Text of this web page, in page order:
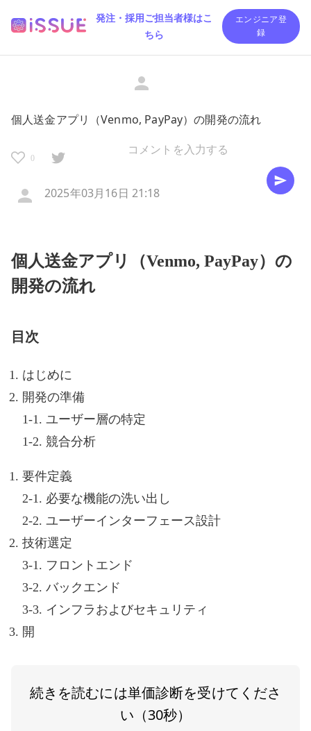
発注・採用ご担当者様はこ
ちら
エンジニア登
録
個人送金アプリ（Venmo, PayPay）の開発の流れ
0
2025年03月16日 21:18
個人送金アプリ（Venmo, PayPay）の
開発の流れ
目次
はじめに
開発の準備
1-1. ユーザー層の特定
1-2. 競合分析
要件定義
2-1. 必要な機能の洗い出し
2-2. ユーザーインターフェース設計
技術選定
3-1. フロントエンド
3-2. バックエンド
3-3. インフラおよびセキュリティ
開
続きを読むには単価診断を受けてくださ
い（30秒）